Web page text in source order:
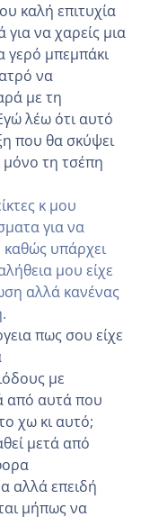
καλή επιτυχία
για να χαρείς μια
γερό μπεμπάκι
να
με τη
λέω ότι αυτό
που θα σκύψει
μόνο τη τσέπη
κ μου
για να
υπάρχει
μου είχε
αλλά κανένας
πως σου είχε
με
από αυτά που
χω κι αυτό;
μετά από
αλλά επειδή
μήπως να